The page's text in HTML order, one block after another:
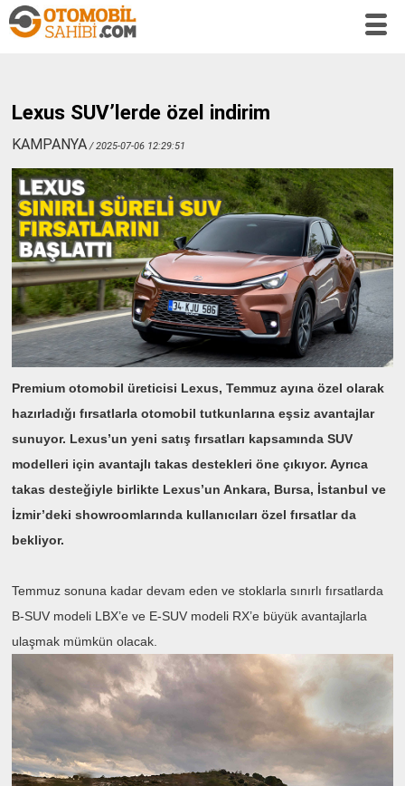
Lexus SUV’lerde özel indirim
KAMPANYA / 2025-07-06 12:29:51
Premium otomobil üreticisi Lexus, Temmuz ayına özel olarak
hazırladığı fırsatlarla otomobil tutkunlarına eşsiz avantajlar
sunuyor. Lexus’un yeni satış fırsatları kapsamında SUV
modelleri için avantajlı takas destekleri öne çıkıyor. Ayrıca
takas desteğiyle birlikte Lexus’un Ankara, Bursa, İstanbul ve
İzmir’deki showroomlarında kullanıcıları özel fırsatlar da
bekliyor.
Temmuz sonuna kadar devam eden ve stoklarla sınırlı fırsatlarda
B-SUV modeli LBX’e ve E-SUV modeli RX’e büyük avantajlarla
ulaşmak mümkün olacak.